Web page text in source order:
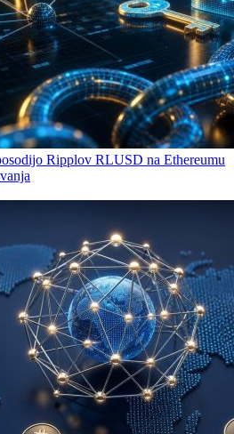
Ripplov RLUSD na Ethereumu